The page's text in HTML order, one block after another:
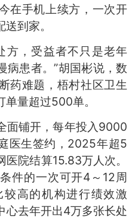
在手机上续方，一次开
到家。
，受益者不只是老年
病患者。”胡国彬说，数
药难题，梧村社区卫生
量超过500单。
铺开，每年投入9000
医生签约，2025年超5
院结算15.83万人次。
件的一次可开4～12周
高的机构进行绩效激
心去年开出4万多张长处